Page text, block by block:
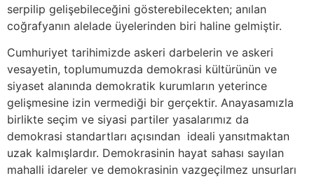
serpilip gelişebileceğini gösterebilecekten; anılan
coğrafyanın alelade üyelerinden biri haline gelmiştir.
Cumhuriyet tarihimizde askeri darbelerin ve askeri
vesayetin, toplumumuzda demokrasi kültürünün ve
siyaset alanında demokratik kurumların yeterince
gelişmesine izin vermediği bir gerçektir. Anayasamızla
birlikte seçim ve siyasi partiler yasalarımız da
demokrasi standartları açısından ideali yansıtmaktan
uzak kalmışlardır. Demokrasinin hayat sahası sayılan
mahalli idareler ve demokrasinin vazgeçilmez unsurları